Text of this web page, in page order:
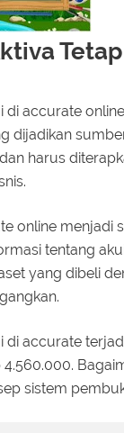
di accurate
dijadikan
harus
online menjadi
tentang
yang dibeli
di accurate
sistem